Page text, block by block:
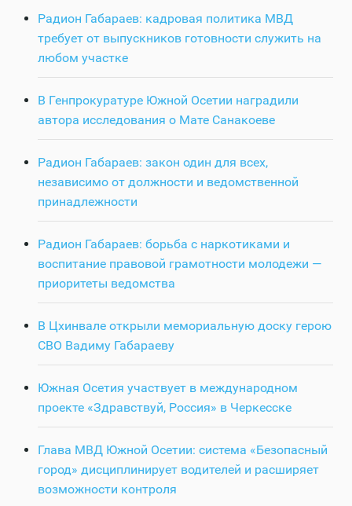
Радион Габараев: кадровая политика МВД
требует от выпускников готовности служить на
любом участке
В Генпрокуратуре Южной Осетии наградили
автора исследования о Мате Санакоеве
Радион Габараев: закон один для всех,
независимо от должности и ведомственной
принадлежности
Радион Габараев: борьба с наркотиками и
воспитание правовой грамотности молодежи —
приоритеты ведомства
В Цхинвале открыли мемориальную доску герою
СВО Вадиму Габараеву
Южная Осетия участвует в международном
проекте «Здравствуй, Россия» в Черкесске
Глава МВД Южной Осетии: система «Безопасный
город» дисциплинирует водителей и расширяет
возможности контроля